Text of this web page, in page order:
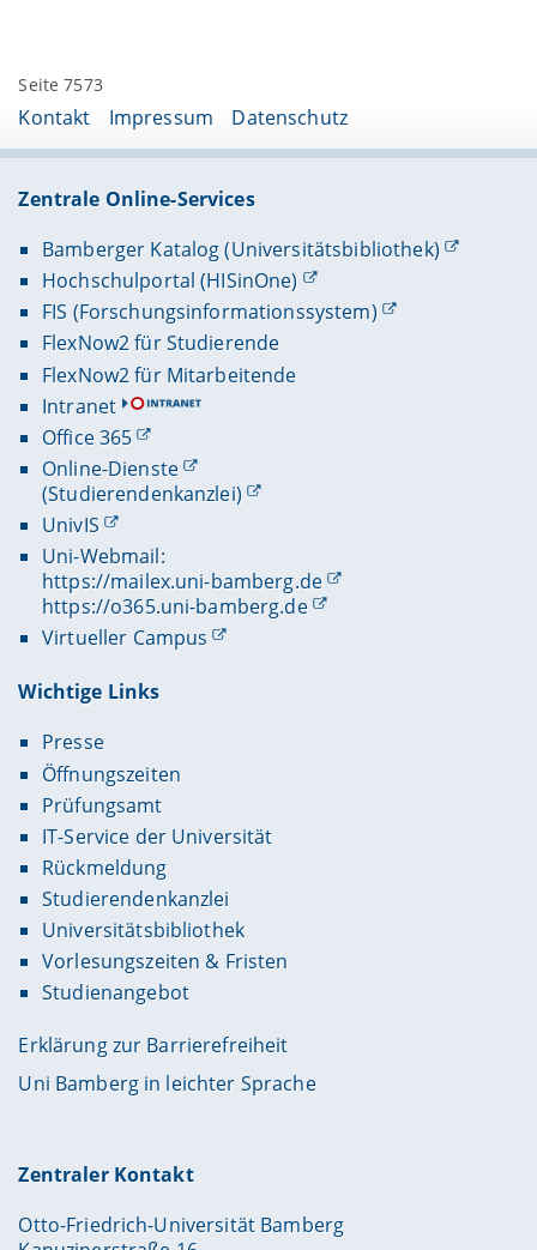
Seite 7573
Kontakt Impressum Datenschutz
Zentrale Online-Services
Bamberger Katalog (Universitätsbibliothek)
Hochschulportal (HISinOne)
FIS (Forschungsinformationssystem)
FlexNow2 für Studierende
FlexNow2 für Mitarbeitende
Intranet
Office 365
Online-Dienste
(Studierendenkanzlei)
UnivIS
Uni-Webmail:
https://mailex.uni-bamberg.de
https://o365.uni-bamberg.de
Virtueller Campus
Wichtige Links
Presse
Öffnungszeiten
Prüfungsamt
IT-Service der Universität
Rückmeldung
Studierendenkanzlei
Universitätsbibliothek
Vorlesungszeiten & Fristen
Studienangebot
Erklärung zur Barrierefreiheit
Uni Bamberg in leichter Sprache
Zentraler Kontakt
Otto-Friedrich-Universität Bamberg